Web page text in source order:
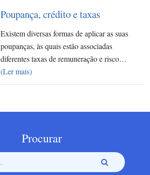
Poupança, crédito e taxas
Existem diversas formas de aplicar as suas
poupanças, às quais estão associadas
diferentes taxas de remuneração e risco…
(Ler mais)
Procurar